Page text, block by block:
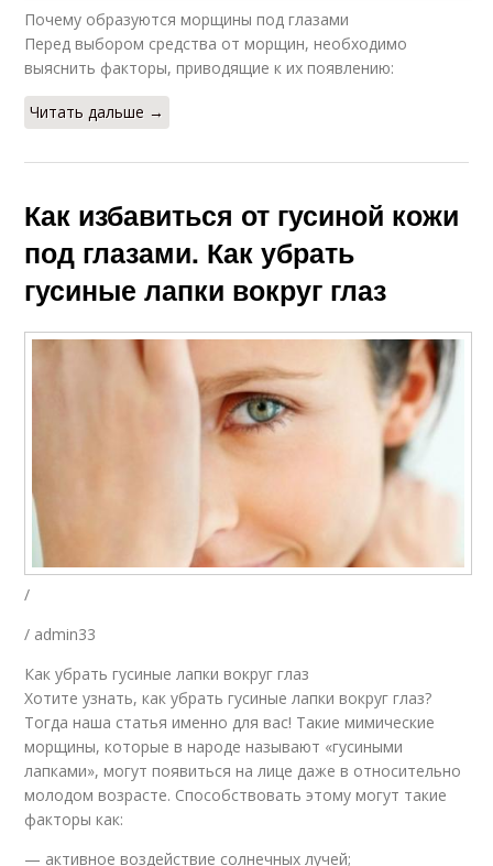
Почему образуются морщины под глазами
Перед выбором средства от морщин, необходимо
выяснить факторы, приводящие к их появлению:
Читать дальше →
Как избавиться от гусиной кожи
под глазами. Как убрать
гусиные лапки вокруг глаз
/
/ admin33
Как убрать гусиные лапки вокруг глаз
Хотите узнать, как убрать гусиные лапки вокруг глаз?
Тогда наша статья именно для вас! Такие мимические
морщины, которые в народе называют «гусиными
лапками», могут появиться на лице даже в относительно
молодом возрасте. Способствовать этому могут такие
факторы как:
— активное воздействие солнечных лучей;